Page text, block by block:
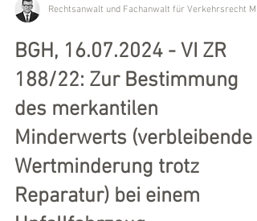
BGH, 16.07.2024 - VI ZR
188/22: Zur Bestimmung
des merkantilen